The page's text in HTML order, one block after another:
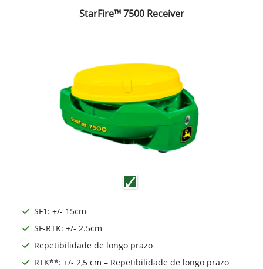
StarFire™ 7500 Receiver
SF1: +/- 15cm
SF-RTK: +/- 2.5cm
Repetibilidade de longo prazo
RTK**: +/- 2,5 cm – Repetibilidade de longo prazo